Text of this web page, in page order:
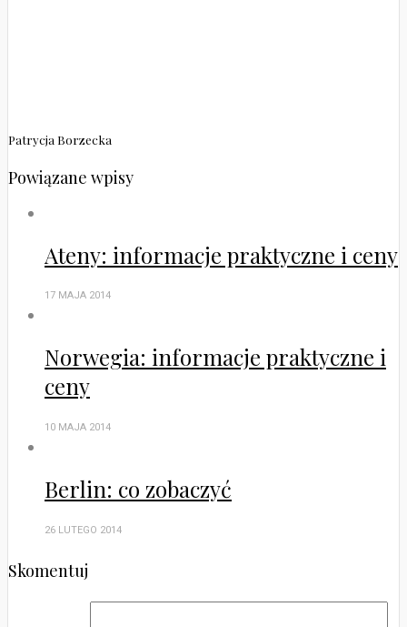
Patrycja Borzecka
Powiązane wpisy
Ateny: informacje praktyczne i ceny
17 MAJA 2014
Norwegia: informacje praktyczne i
ceny
10 MAJA 2014
Berlin: co zobaczyć
26 LUTEGO 2014
Skomentuj